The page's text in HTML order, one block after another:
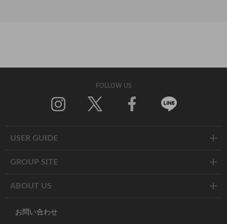
FOLLOW US
USER GUIDE
GROUP SITE
ABOUT US
お問い合わせ